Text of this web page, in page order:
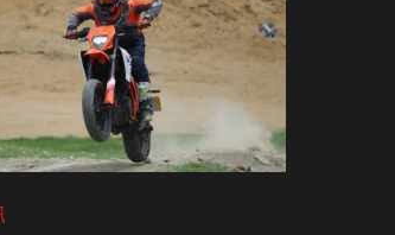
節期間，金門總會湧入大量旅客、